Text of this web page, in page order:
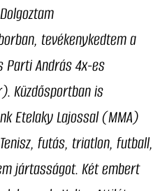
tevékenykedtem a
Parti András 4x-es
Küzdősportban is
Etelaky Lajossal (MMA)
futás, triatlon, futball,
jártasságot. Két embert